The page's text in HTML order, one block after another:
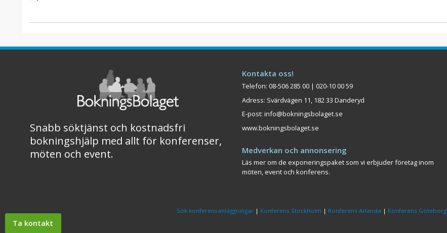
Ta kontakt
Snabb söktjänst och kostnadsfri
bokningshjälp med allt för konferenser,
möten och event.
Kontakta oss!
Telefon: 08-506 285 00 | 020-10 00 59
Adress: Svärdvägen 11, 182 33 Danderyd
E-post: info@bokningsbolaget.se
www.bokningsbolaget.se
Medverkan och annonsering
Läs mer om de exponeringspaket som vi erbjuder företag inom
möten, event och konferens.
Sök konferensanläggningar | Konferens Stockholm | Konferens Arlanda | Konferens Göteborg